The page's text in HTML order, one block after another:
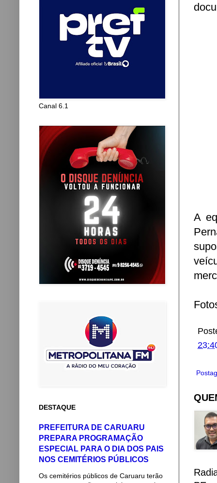
A
Canal 6.1
DESTAQUE
PREFEITURA DE CARUARU
PREPARA PROGRAMAÇÃO
ESPECIAL PARA O DIA DOS PAIS
NOS CEMITÉRIOS PÚBLICOS
Os cemitérios públicos de Caruaru terão